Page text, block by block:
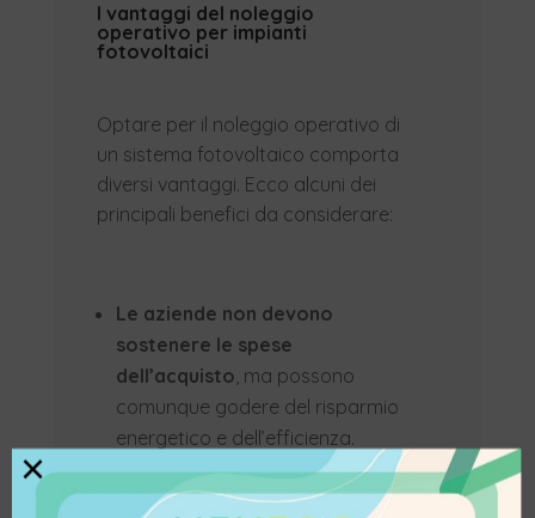
I vantaggi del noleggio
operativo per impianti
fotovoltaici
Optare per il noleggio operativo di
un sistema fotovoltaico comporta
diversi vantaggi. Ecco alcuni dei
principali benefici da considerare:
Le aziende non devono
sostenere le spese
dell’acquisto, ma possono
comunque godere del risparmio
energetico e dell’efficienza.
Deducibilità complete del
costo del noleggio operativo
×